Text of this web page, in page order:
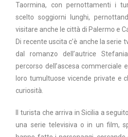
Taormina, con pernottamenti i
scelto soggiorni lunghi,
visitare anche le città di Palermo e
Di recente uscita c’è anche la serie
dal romanzo dell’autrice
percorso dell’ascesa commerciale
loro tumultuose vicende private e
curiosità.
Il turista che arriva in Sicilia a
una serie televisiva o in un film,